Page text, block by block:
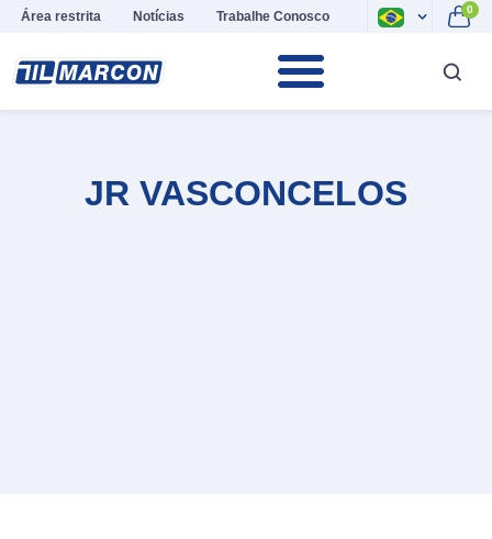
Área restrita Notícias Trabalhe Conosco 0
JR VASCONCELOS